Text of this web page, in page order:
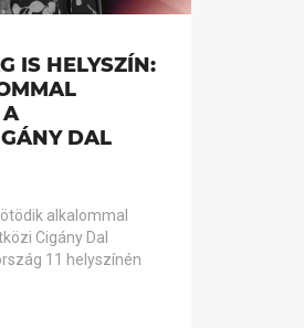
IS HELYSZÍN:
A
DAL
alkalommal
Cigány Dal
11 helyszínén